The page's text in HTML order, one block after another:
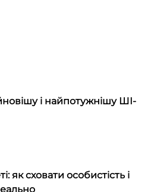
і найпотужнішу ШІ-
як сховати особистість і